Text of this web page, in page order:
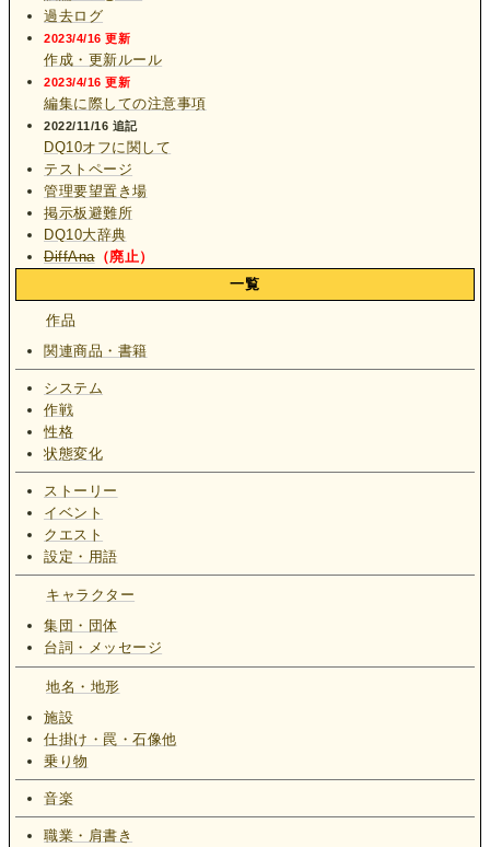
過去ログ
2023/4/16 更新
作成・更新ルール
2023/4/16 更新
編集に際しての注意事項
2022/11/16 追記
DQ10オフに関して
テストページ
管理要望置き場
掲示板避難所
DQ10大辞典
DiffAna（廃止）
一覧
作品
関連商品・書籍
システム
作戦
性格
状態変化
ストーリー
イベント
クエスト
設定・用語
キャラクター
集団・団体
台詞・メッセージ
地名・地形
施設
仕掛け・罠・石像他
乗り物
音楽
職業・肩書き